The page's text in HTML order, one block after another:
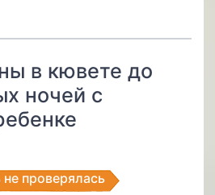
в кювете до
ночей с
проверялась